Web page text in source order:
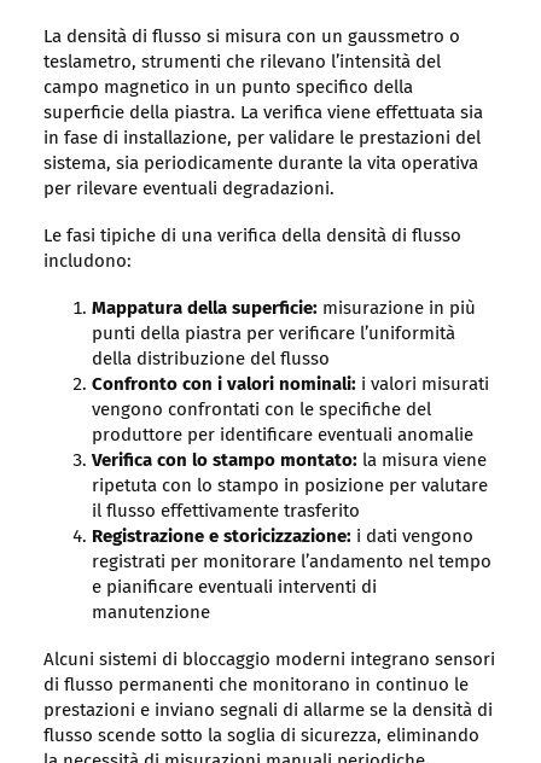
La densità di flusso si misura con un gaussmetro o
teslametro, strumenti che rilevano l’intensità del
campo magnetico in un punto specifico della
superficie della piastra. La verifica viene effettuata sia
in fase di installazione, per validare le prestazioni del
sistema, sia periodicamente durante la vita operativa
per rilevare eventuali degradazioni.
Le fasi tipiche di una verifica della densità di flusso
includono:
Mappatura della superficie:misurazione in più
punti della piastra per verificare l’uniformità
della distribuzione del flusso
Confronto con i valori nominali:i valori misurati
vengono confrontati con le specifiche del
produttore per identificare eventuali anomalie
Verifica con lo stampo montato:la misura viene
ripetuta con lo stampo in posizione per valutare
il flusso effettivamente trasferito
Registrazione e storicizzazione:i dati vengono
registrati per monitorare l’andamento nel tempo
e pianificare eventuali interventi di
manutenzione
Alcuni sistemi di bloccaggio moderni integrano sensori
di flusso permanenti che monitorano in continuo le
prestazioni e inviano segnali di allarme se la densità di
flusso scende sotto la soglia di sicurezza, eliminando